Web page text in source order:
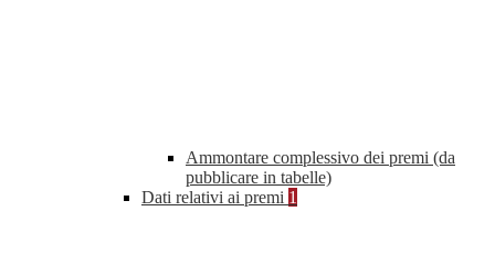
Ammontare complessivo dei premi (da
pubblicare in tabelle)
Dati relativi ai premi 1